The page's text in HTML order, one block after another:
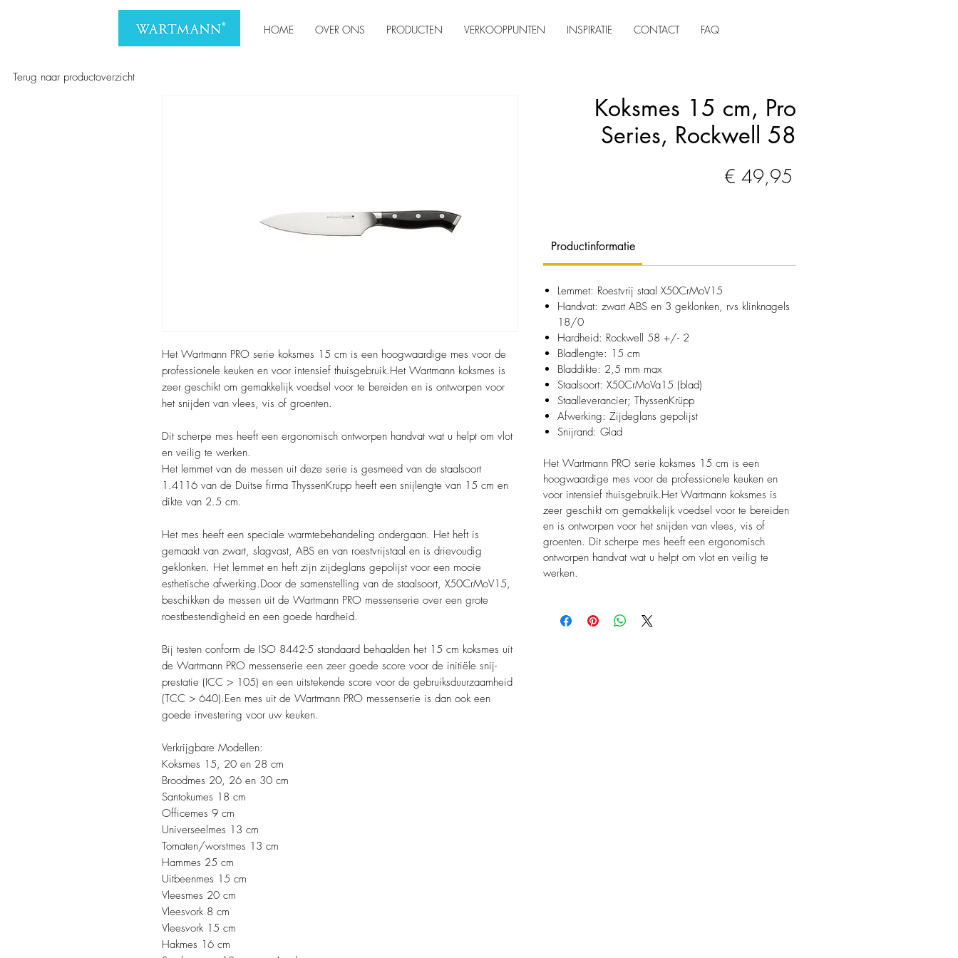
HOME OVER ONS PRODUCTEN VERKOOPPUNTEN INSPIRATIE CONTACT FAQ
Het Wartmann PRO serie koksmes 15 cm is een hoogwaardige mes voor de
professionele keuken en voor intensief thuisgebruik.Het Wartmann koksmes is
zeer geschikt om gemakkelijk voedsel voor te bereiden en is ontworpen voor
het snijden van vlees, vis of groenten.
Dit scherpe mes heeft een ergonomisch ontworpen handvat wat u helpt om vlot
en veilig te werken.
Het lemmet van de messen uit deze serie is gesmeed van de staalsoort
1.4116 van de Duitse firma ThyssenKrupp heeft een snijlengte van 15 cm en
dikte van 2.5 cm.
Het mes heeft een speciale warmtebehandeling ondergaan. Het heft is
gemaakt van zwart, slagvast, ABS en van roestvrijstaal en is drievoudig
geklonken. Het lemmet en heft zijn zijdeglans gepolijst voor een mooie
esthetische afwerking.Door de samenstelling van de staalsoort, X50CrMoV15,
beschikken de messen uit de Wartmann PRO messenserie over een grote
roestbestendigheid en een goede hardheid.
Bij testen conform de ISO 8442-5 standaard behaalden het 15 cm koksmes uit
de Wartmann PRO messenserie een zeer goede score voor de initiële snij-
prestatie (ICC > 105) en een uitstekende score voor de gebruiksduurzaamheid
(TCC > 640).Een mes uit de Wartmann PRO messenserie is dan ook een
goede investering voor uw keuken.
Verkrijgbare Modellen:
Koksmes 15, 20 en 28 cm
Broodmes 20, 26 en 30 cm
Santokumes 18 cm
Officemes 9 cm
Universeelmes 13 cm
Tomaten/worstmes 13 cm
Hammes 25 cm
Uitbeenmes 15 cm
Vleesmes 20 cm
Vleesvork 8 cm
Vleesvork 15 cm
Hakmes 16 cm
Koksmes 15 cm, Pro
Series, Rockwell 58
€ 49,95
Productinformatie
Lemmet: Roestvrij staal X50CrMoV15
Handvat: zwart ABS en 3 geklonken, rvs klinknagels
18/0
Hardheid: Rockwell 58 +/- 2
Bladlengte: 15 cm
Bladdikte: 2,5 mm max
Staalsoort: X50CrMoVa15 (blad)
Staalleverancier; ThyssenKrüpp
Afwerking: Zijdeglans gepolijst
Snijrand: Glad
Het Wartmann PRO serie koksmes 15 cm is een
hoogwaardige mes voor de professionele keuken en
voor intensief thuisgebruik.Het Wartmann koksmes is
zeer geschikt om gemakkelijk voedsel voor te bereiden
en is ontworpen voor het snijden van vlees, vis of
groenten. Dit scherpe mes heeft een ergonomisch
ontworpen handvat wat u helpt om vlot en veilig te
werken.
Terug naar productoverzicht